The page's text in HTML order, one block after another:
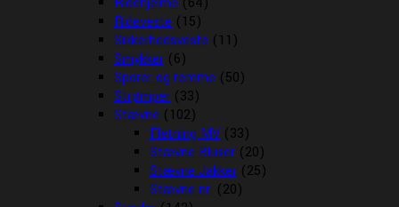
Rideveste (15)
Sikkerhedsveste (11)
Smykker (6)
Sporer og remme (50)
Strømper (33)
Stævne (102)
Fletning MV (33)
Stævne Bluser (20)
Stævne Jakker (25)
Stævne nr. (20)